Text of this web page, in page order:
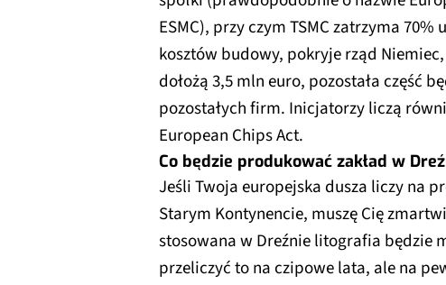
ESMC), przy czym TSMC zatrzyma
kosztów budowy, pokryje rząd
dołożą 3,5 mln euro, pozostała część
pozostałych firm. Inicjatorzy liczą
European Chips Act.
Co będzie produkować zakład w
Jeśli Twoja europejska dusza liczy na
Starym Kontynencie, muszę Cię
stosowana w Dreźnie litografia będzie
przeliczyć to na czipowe lata, ale na